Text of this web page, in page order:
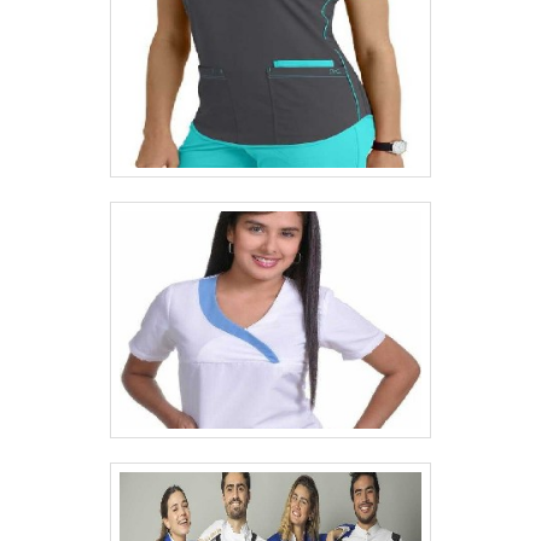
experiência na área de atuação;
Comprometimento com o resultado final;
Atendimento personalizado; Logística
planejada para entregas em curto prazo;
Diversas opções de pagamento
disponíveis. REFERÊNCIA DE
Routte existem as melhores variedades no
segmento quando o assunto for uniforme de
brim com faixa refletiva. É sempre a opção
mais confiável, disponibilizando itens como
jaquetas personalizadas para empresas e
jaleco medicina.É uma empresa altamente
qualificada e comprometida com seus
serviços, qualificações possíveis pelo fato
de possuir escritório de alta qualidade onde
são realizadas as atividades e
equipamentos de última geração. Tudo